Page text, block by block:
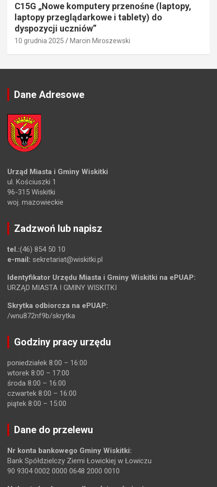
C15G „Nowe komputery przenośne (laptopy,
laptopy przeglądarkowe i tablety) do
dyspozycji uczniów”
10 grudnia 2025 Marcin Miroszewski
Dane Adresowe
Urząd Miasta i Gminy Wiskitki
ul. Kościuszki 1
96-315 Wiskitki
woj. mazowieckie
Zadzwoń lub napisz
tel.:(46) 854 50 10
e-mail: sekretariat@wiskitki.pl
Identyfikator Urzędu Miasta i Gminy Wiskitki na ePUAP:
URZĄD MIASTA I GMINY WISKITKI
Skrytka odbiorcza na ePUAP:
/wnu872nf9b/skrytka
Godziny pracy urzędu
poniedziałek 8:00 – 16:00
wtorek 8:00 – 17:00
środa 8:00 – 16:00
czwartek 8:00 – 16:00
piątek 8:00 – 15:00
Dane do przelewu
Nr konta bankowego Gminy Wiskitki:
Bank Spółdzielczy Ziemi Łowickiej w Łowiczu
90 9304 0002 0000 0648 2000 0010